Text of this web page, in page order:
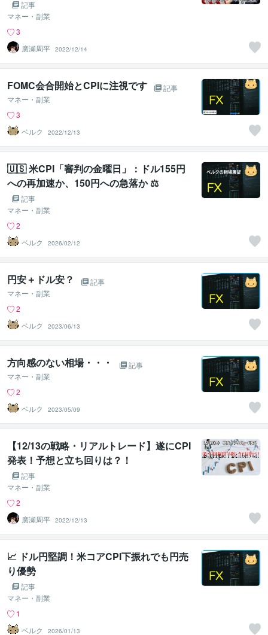
『釘刺し』期待…
記事
マネー・副業
3
廣瀬周平 2022/12/14
FOMC会合開始とCPIに注視です
記事
マネー・副業
3
ベルク
2022/12/13
🇺🇸 米CPI「審判の金曜日」：ドル155円
への再加速か、150円への急落か ⚖️
記事
マネー・副業
2
ベルク
2026/02/12
円安＋ドル安？
記事
マネー・副業
2
ベルク
2023/06/13
方向感のない相場・・・
記事
マネー・副業
2
ベルク
2023/05/09
【12/13の戦略・リアルトレード】遂にCPI
発表！予想と立ち回りは？！
記事
マネー・副業
2
廣瀬周平 2022/12/13
📈 ドル円堅調！米コアCPI下振れでも円売
り優勢
記事
マネー・副業
1
ベルク
2026/01/13